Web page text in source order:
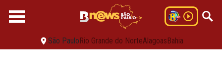
São PauloRio Grande do NorteAlagoasBahia